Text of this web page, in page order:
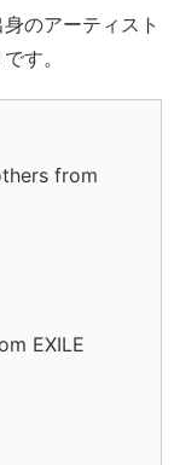
のアーティスト
す。
from
EXILE